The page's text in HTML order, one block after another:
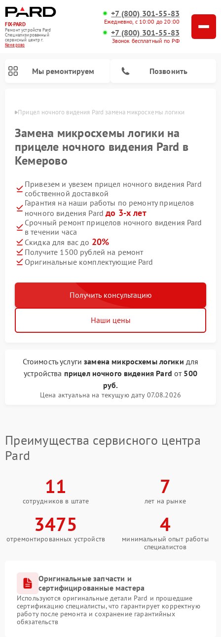
FIX-PARD
Ремонт устройств Pard
Специализированный
cервисный центр г.
Кемерово
+7 (800) 301-55-83
Ежедневно, с 10:00 до 20:00
+7 (800) 301-55-83
Звонок бесплатный по РФ
Мы ремонтируем Позвонить
Прицел ночного видения Pard замена микросхемы логики
Замена микросхемы логики на
прицеле ночного видения Pard в
Кемерово
Привезем и увезем прицел ночного видения Pard
собственной доставкой
Гарантия на наши работы по ремонту прицелов
ночного видения Pardдо 3-х лет
Срочный ремонт прицелов ночного видения Pard
в течении часа
Скидка для вас до 20%
Получите 1500 рублей на ремонт
Оригинальные комплектующие Pard
Получить консультацию
Наши цены
Стоимость услугизамена микросхемы логики для
устройства прицел ночного видения Pard от 500
руб.
Цена актуальна на текущую дату 07.08.2026
Преимущества сервисного центра
Pard
11
сотрудников в штате
7
лет на рынке
3475
отремонтированных устройств
4
минимальный опыт работы
специалистов
Оригинальные запчасти и
сертифицированные мастера
Используются оригинальные детали Pard и прошедшие
сертификацию специалисты, что гарантирует корректную
работу после ремонта и сохранение гарантийных
обязательств